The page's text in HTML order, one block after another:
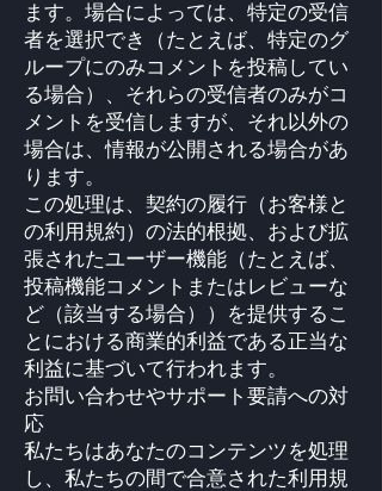
ます。場合によっては、特定の受信
者を選択でき（たとえば、特定のグ
ループにのみコメントを投稿してい
る場合）、それらの受信者のみがコ
メントを受信しますが、それ以外の
場合は、情報が公開される場合があ
ります。
この処理は、契約の履行（お客様と
の利用規約）の法的根拠、および拡
張されたユーザー機能（たとえば、
投稿機能コメントまたはレビューな
ど（該当する場合））を提供するこ
とにおける商業的利益である正当な
利益に基づいて行われます。
お問い合わせやサポート要請への対
応
私たちはあなたのコンテンツを処理
し、私たちの間で合意された利用規